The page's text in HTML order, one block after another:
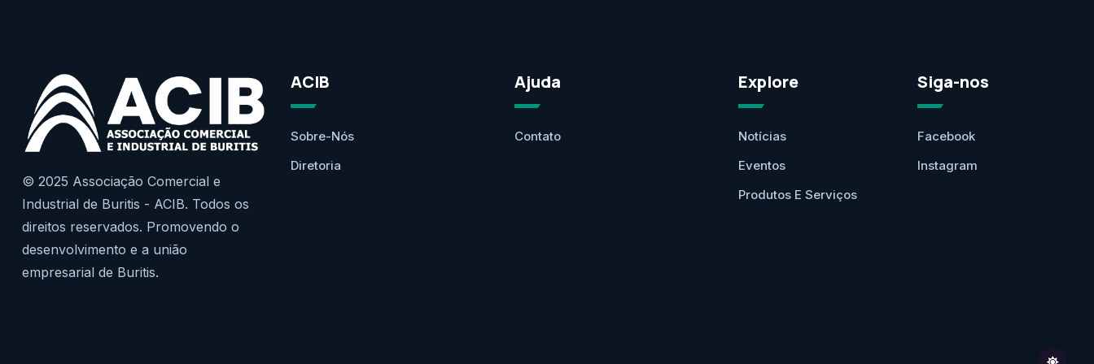
© 2025 Associação Comercial e
Industrial de Buritis - ACIB. Todos os
direitos reservados. Promovendo o
desenvolvimento e a união
empresarial de Buritis.
ACIB
Sobre-Nós
Diretoria
Ajuda
Contato
Explore
Notícias
Eventos
Produtos E Serviços
Siga-nos
Facebook
Instagram